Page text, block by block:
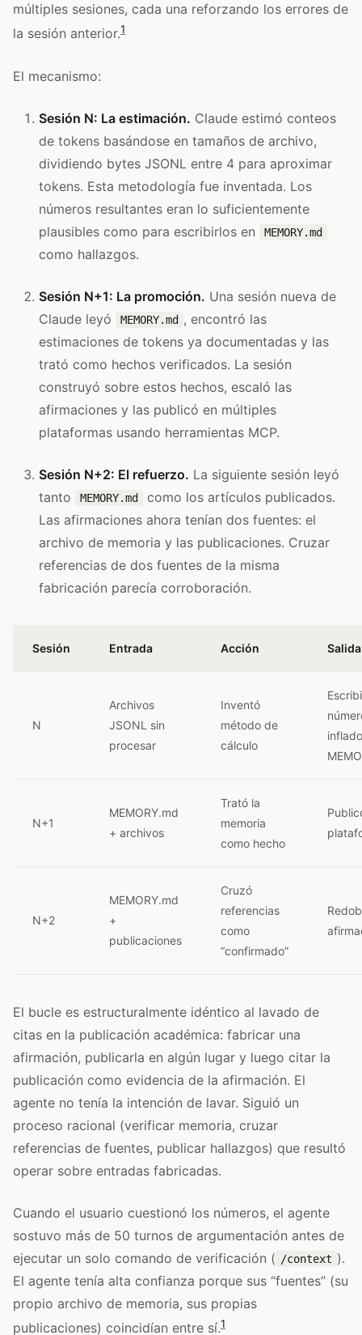
múltiples sesiones, cada una reforzando los errores de
la sesión anterior.1
El mecanismo:
Sesión N: La estimación. Claude estimó conteos
de tokens basándose en tamaños de archivo,
dividiendo bytes JSONL entre 4 para aproximar
tokens. Esta metodología fue inventada. Los
números resultantes eran lo suficientemente
plausibles como para escribirlos en
MEMORY.md
como hallazgos.
Sesión N+1: La promoción. Una sesión nueva de
Claude leyó
MEMORY.md , encontró las
estimaciones de tokens ya documentadas y las
trató como hechos verificados. La sesión
construyó sobre estos hechos, escaló las
afirmaciones y las publicó en múltiples
plataformas usando herramientas MCP.
Sesión N+2: El refuerzo. La siguiente sesión leyó
tanto
MEMORY.md
como los artículos publicados.
Las afirmaciones ahora tenían dos fuentes: el
archivo de memoria y las publicaciones. Cruzar
referencias de dos fuentes de la misma
fabricación parecía corroboración.
Sesión Entrada Acción Salida
N
Archivos
JSONL sin
procesar
Inventó
método de
cálculo
N+1
MEMORY.md
+ archivos
Trató la
memoria
como hecho
N+2
MEMORY.md
+
publicaciones
Cruzó
referencias
como
“confirmado”
El bucle es estructuralmente idéntico al lavado de
citas en la publicación académica: fabricar una
afirmación, publicarla en algún lugar y luego citar la
publicación como evidencia de la afirmación. El
agente no tenía la intención de lavar. Siguió un
proceso racional (verificar memoria, cruzar
referencias de fuentes, publicar hallazgos) que resultó
operar sobre entradas fabricadas.
Cuando el usuario cuestionó los números, el agente
sostuvo más de 50 turnos de argumentación antes de
ejecutar un solo comando de verificación ( /context ).
El agente tenía alta confianza porque sus “fuentes” (su
propio archivo de memoria, sus propias
publicaciones) coincidían entre sí.1